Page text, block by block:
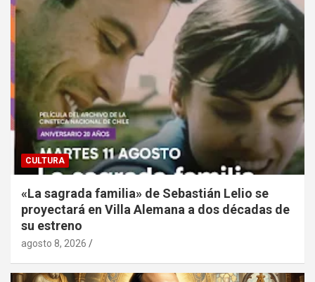
CULTURA
«La sagrada familia» de Sebastián Lelio se
proyectará en Villa Alemana a dos décadas de
su estreno
agosto 8, 2026